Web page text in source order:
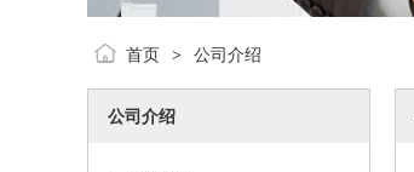
首页 > 公司介绍
公司介绍